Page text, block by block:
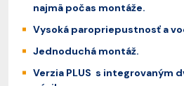
najmä počas montáže.
Vysoká paropriepustnosť a
Jednoduchá montáž.
Verzia PLUS s integrovaným